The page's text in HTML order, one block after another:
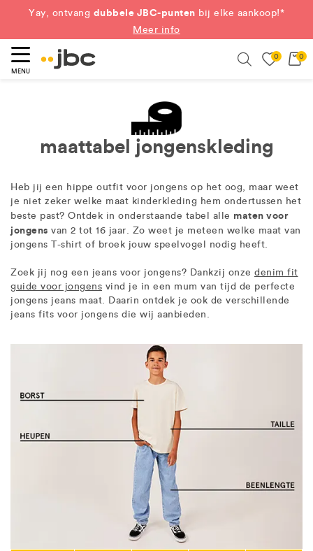
Yay, ontvang dubbele JBC-punten bij elke aankoop!*
Meer info
MENU
0 0
maattabel jongenskleding
Heb jij een hippe outfit voor jongens op het oog, maar weet
je niet zeker welke maat kinderkleding hem ondertussen het
beste past? Ontdek in onderstaande tabel alle maten voor
jongens van 2 tot 16 jaar. Zo weet je meteen welke maat van
jongens T-shirt of broek jouw speelvogel nodig heeft.
Zoek jij nog een jeans voor jongens? Dankzij onze denim fit
guide voor jongens vind je in een mum van tijd de perfecte
jongens jeans maat. Daarin ontdek je ook de verschillende
jeans fits voor jongens die wij aanbieden.